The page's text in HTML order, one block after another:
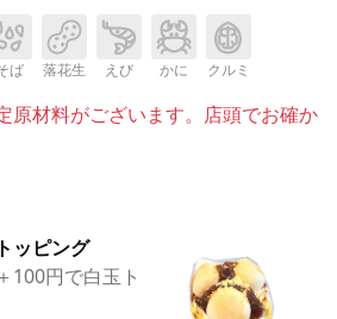
ば 落花生 えび かに クルミ
原材料がございます。店頭でお確か
ッピング
100円で白玉ト